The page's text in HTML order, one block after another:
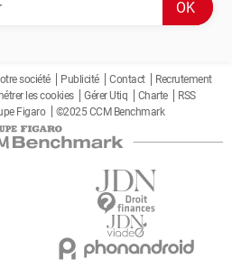
société Publicité Contact
Recrutement
les cookies Gérer Utiq Charte
RSS
Figaro ©2025 CCM Benchmark